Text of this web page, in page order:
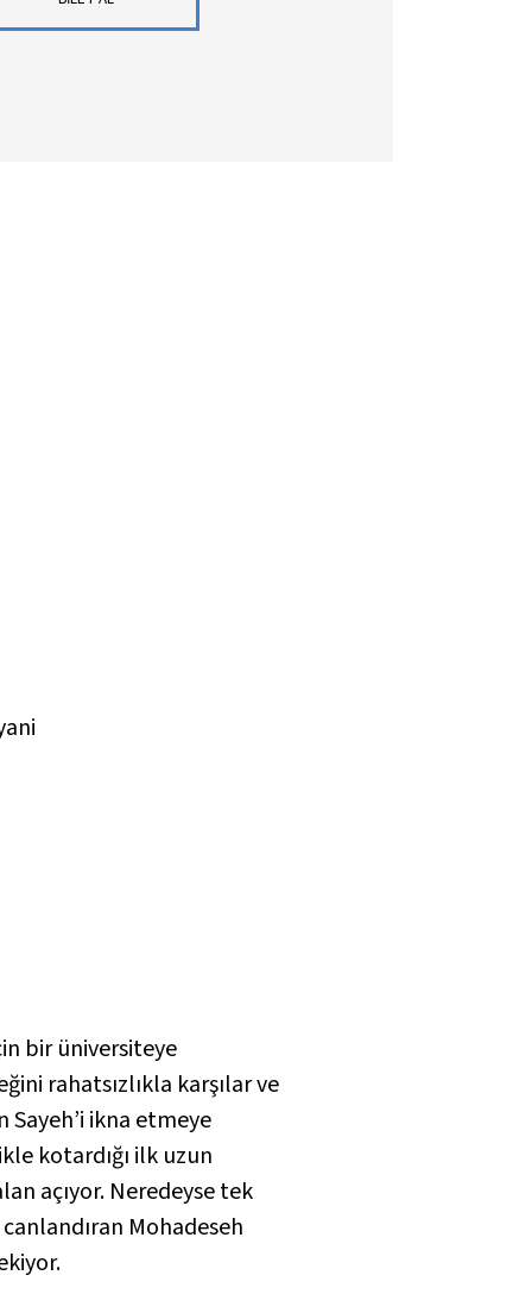
bir üniversiteye
rahatsızlıkla karşılar ve
ikna etmeye
kotardığı ilk uzun
açıyor. Neredeyse tek
canlandıran Mohadeseh